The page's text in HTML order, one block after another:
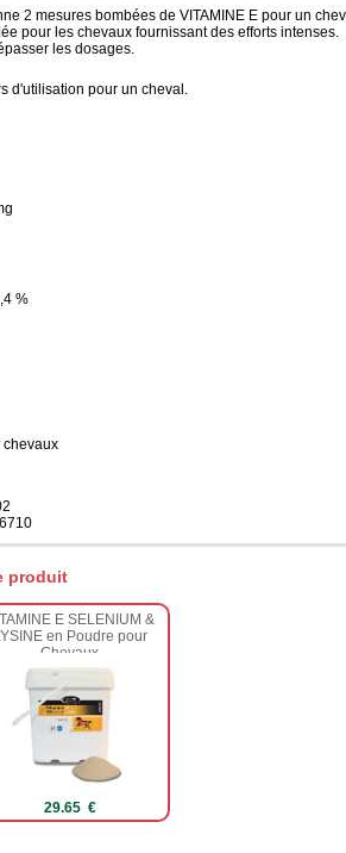
2 mesures bombées de VITAMINE E pour un
pour les chevaux fournissant des efforts intenses.
les dosages.
d'utilisation pour un cheval.
%
chevaux
produit
E SELENIUM &
en Poudre pour
Chevaux
29.65 €